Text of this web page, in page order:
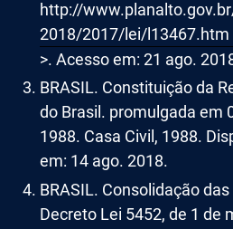
http://
2018/2017/lei/l13467.htm
>. Acesso em: 21 ago.
BRASIL. Constituição da
do Brasil. promulgada em
1988. Casa Civil, 1988.
em: 14 ago. 2018.
BRASIL. Consolidação
Decreto Lei 5452, de 1 de